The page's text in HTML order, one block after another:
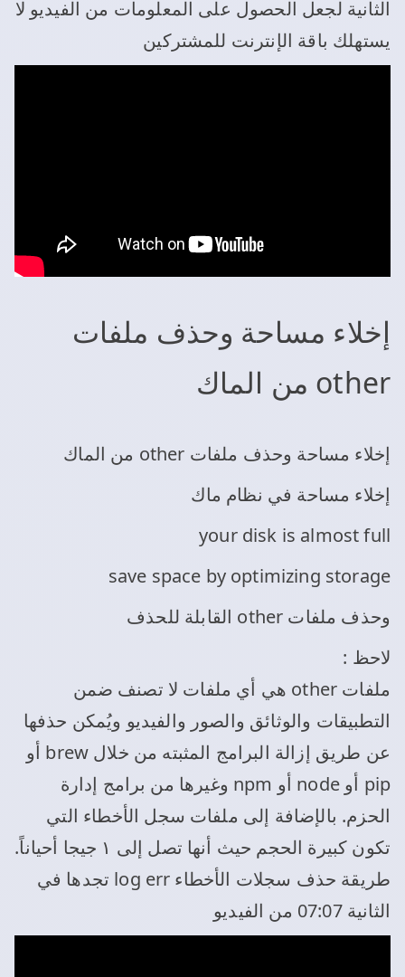
الثانية لجعل الحصول على المعلومات من الفيديو لا
يستهلك باقة الإنترنت للمشتركين
إخلاء مساحة وحذف ملفات
other من الماك
إخلاء مساحة وحذف ملفات other من الماك
إخلاء مساحة في نظام ماك
your disk is almost full
save space by optimizing storage
وحذف ملفات other القابلة للحذف
لاحظ :
ملفات other هي أي ملفات لا تصنف ضمن
التطبيقات والوثائق والصور والفيديو ويُمكن حذفها
عن طريق إزالة البرامج المثبته من خلال brew أو
pip أو node أو npm وغيرها من برامج إدارة
الحزم. بالإضافة إلى ملفات سجل الأخطاء التي
تكون كبيرة الحجم حيث أنها تصل إلى ١ جيجا أحياناً.
طريقة حذف سجلات الأخطاء log err تجدها في
الثانية 07:07 من الفيديو